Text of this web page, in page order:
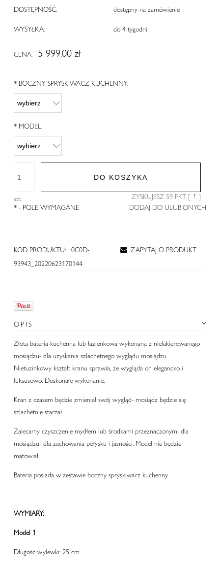
DOSTĘPNOŚĆ: dostępny na zamówienie
WYSYŁKA: do 4 tygodni
CENA: 5 999,00 zł
* BOCZNY SPRYSKIWACZ KUCHENNY:
* MODEL:
szt.
DO KOSZYKA
ZYSKUJESZ 59PKT [ ? ]
DODAJ DO ULUBIONYCH
* - POLE WYMAGANE
KOD PRODUKTU:
0C0D-
93943_20220623170144
ZAPYTAJ O PRODUKT
OPIS
Złota bateria kuchenna lub łazienkowa wykonana z nielakierowanego
mosiądzu- dla uzyskania szlachetnego wyglądu mosiądzu.
Nietuzinkowy kształt kranu sprawia, że wygląda on elegancko i
luksusowo. Doskonałe wykonanie.
Kran z czasem będzie zmieniał swój wygląd- mosiądz będzie się
szlachetnie starzał.
Zalecamy czyszczenie mydłem lub środkami przeznaczonymi dla
mosiądzu- dla zachowania połysku i jasności. Model nie będzie
matowiał.
Bateria posiada w zestawie boczny spryskiwacz kuchenny.
WYMIARY:
Model 1
Długość wylewki: 25 cm